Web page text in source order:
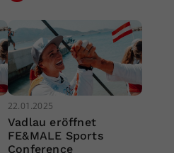
22.01.2025
Vadlau eröffnet
FE&MALE Sports
Conference